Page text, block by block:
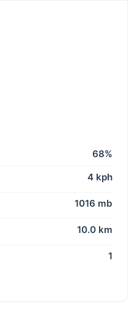
68%
4 kph
1016 mb
10.0 km
1